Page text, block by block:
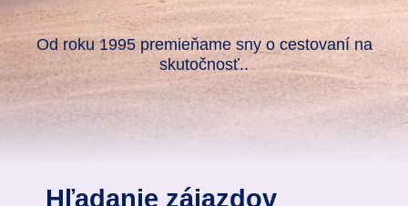
Od roku 1995 premieňame sny o cestovaní na
skutočnosť..
Hľadanie zájazdov